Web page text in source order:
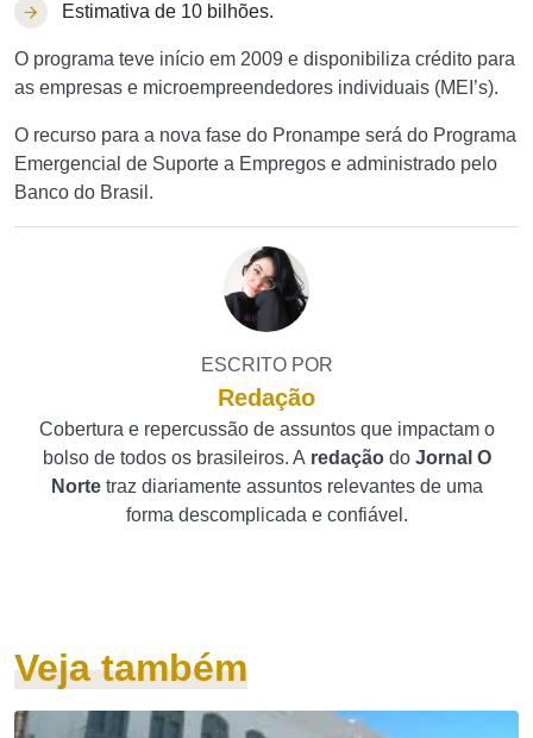
Estimativa de 10 bilhões.
O programa teve início em 2009 e disponibiliza crédito para
as empresas e microempreendedores individuais (MEI’s).
O recurso para a nova fase do Pronampe será do Programa
Emergencial de Suporte a Empregos e administrado pelo
Banco do Brasil.
ESCRITO POR
Redação
Cobertura e repercussão de assuntos que impactam o
bolso de todos os brasileiros. A redação do Jornal O
Norte traz diariamente assuntos relevantes de uma
forma descomplicada e confiável.
Veja também